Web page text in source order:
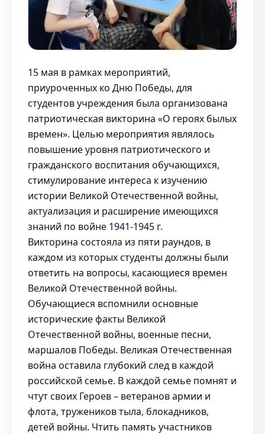
15 мая в рамках мероприятий,
приуроченных ко Дню Победы, для
студентов учреждения была организована
патриотическая викторина «О героях былых
времен». Целью мероприятия являлось
повышение уровня патриотического и
гражданского воспитания обучающихся,
стимулирование интереса к изучению
истории Великой Отечественной войны,
актуализация и расширение имеющихся
знаний по войне 1941-1945 г.
Викторина состояла из пяти раундов, в
каждом из которых студенты должны были
ответить на вопросы, касающиеся времен
Великой Отечественной войны.
Обучающиеся вспомнили основные
исторические факты Великой
Отечественной войны, военные песни,
маршалов Победы. Великая Отечественная
война оставила глубокий след в каждой
российской семье. В каждой семье помнят и
чтут своих Героев – ветеранов армии и
флота, тружеников тыла, блокадников,
детей войны. Чтить память участников